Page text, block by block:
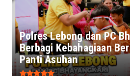
Polres Lebong dan PC
Berbagi Kebahagiaan
Panti Asuhan